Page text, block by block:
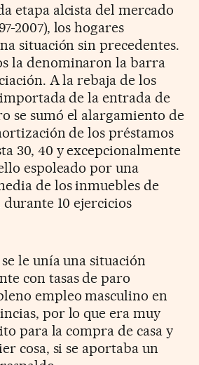
etapa alcista del mercado
2007), los hogares
situación sin precedentes.
la denominaron la barra
A la rebaja de los
de la entrada de
se sumó el alargamiento de
de los préstamos
30, 40 y excepcionalmente
espoleado por una
de los inmuebles de
durante 10 ejercicios
le unía una situación
con tasas de paro
empleo masculino en
por lo que era muy
para la compra de casa y
cosa, si se aportaba un